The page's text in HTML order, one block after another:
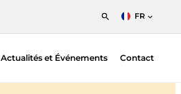
FR
English
Nederlands
Actualités et Événements Contact